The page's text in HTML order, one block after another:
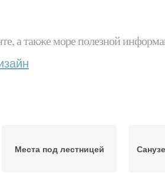
а также море полезной
Места под лестницей